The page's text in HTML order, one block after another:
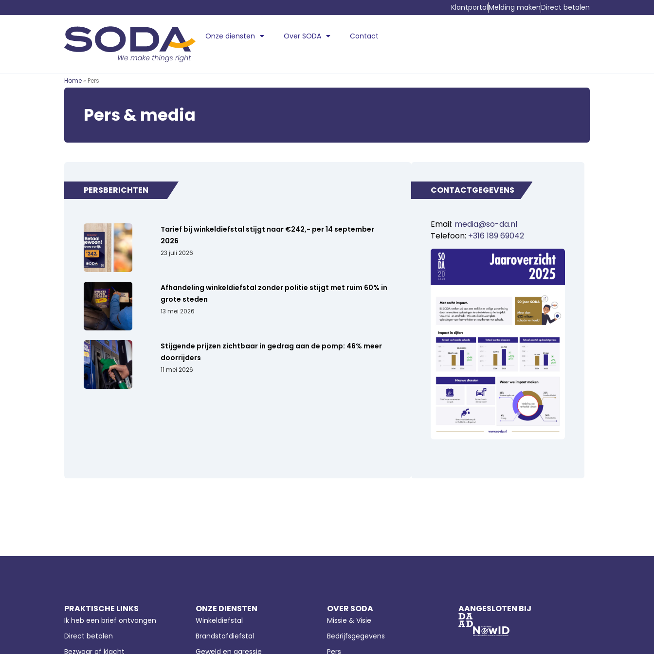
KlantportalMelding makenDirect betalen
Onze diensten Over SODA Contact
Home » Pers
Pers & media
PERSBERICHTEN
Tarief bij winkeldiefstal stijgt naar €242,- per 14 september
2026
23 juli 2026
Afhandeling winkeldiefstal zonder politie stijgt met ruim 60% in
grote steden
13 mei 2026
Stijgende prijzen zichtbaar in gedrag aan de pomp: 46% meer
doorrijders
11 mei 2026
CONTACTGEGEVENS
Email: media@so-da.nl
Telefoon: +316 189 69042
PRAKTISCHE LINKS
Ik heb een brief ontvangen
Direct betalen
Bezwaar of klacht
ONZE DIENSTEN
Winkeldiefstal
Brandstofdiefstal
Geweld en agressie
OVER SODA
Missie & Visie
Bedrijfsgegevens
Pers
AANGESLOTEN BIJ